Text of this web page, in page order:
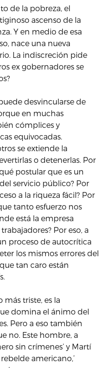
de la pobreza, el
ascenso de la
Y en medio de esa
nace una nueva
La indiscreción pide
ex gobernadores se
desvincularse de
en muchas
cómplices y
equivocadas.
se extiende la
o detenerlas. Por
postular que es un
servicio público? Por
a la riqueza fácil? Por
tanto esfuerzo nos
está la empresa
Por eso, a
proceso de autocrítica
los mismos errores del
tan caro están
triste, es la
domina el ánimo del
Pero a eso también
no. Este hombre, a
sin crímenes’ y Martí
americano,’